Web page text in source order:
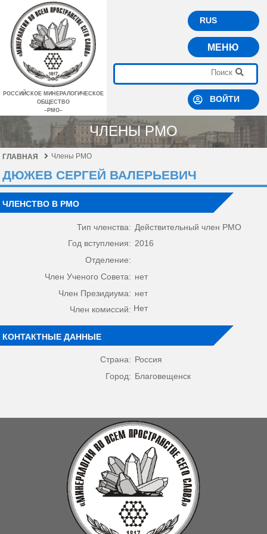
РОССИЙСКОЕ МИНЕРАЛОГИЧЕСКОЕ
ОБЩЕСТВО
–РМО–
RUS
МЕНЮ
ВОЙТИ
ЧЛЕНЫ РМО
ГЛАВНАЯ Члены РМО
ДЮЖЕВ СЕРГЕЙ ВАЛЕРЬЕВИЧ
ЧЛЕНСТВО В РМО
Тип членства: Действительный член РМО
Год вступления: 2016
Отделение:
Член Ученого Совета: нет
Член Президиума: нет
Член комиссий: Нет
КОНТАКТНЫЕ ДАННЫЕ
Страна: Россия
Город: Благовещенск